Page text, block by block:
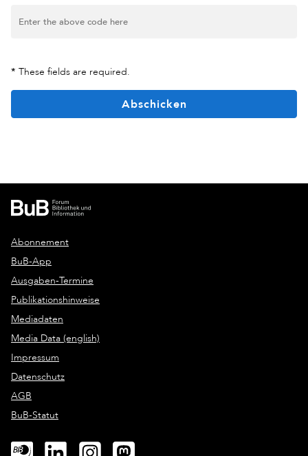
* These fields are required.
Abschicken
Abonnement
BuB-App
Ausgaben-Termine
Publikationshinweise
Mediadaten
Media Data (english)
Impressum
Datenschutz
AGB
BuB-Statut